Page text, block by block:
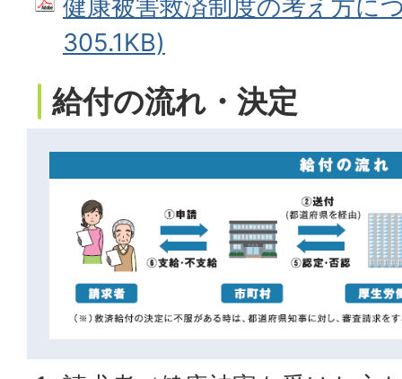
健康被害救済制度の考え方に
305.1KB)
給付の流れ・決定